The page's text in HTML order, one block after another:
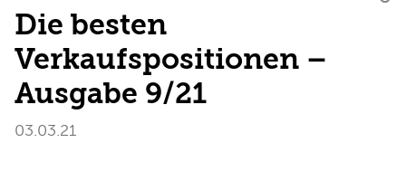
Die besten
Verkaufspositionen –
Ausgabe 9/21
03.03.21